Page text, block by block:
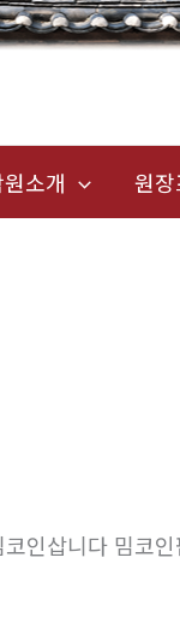
소개 원장
인삽니다 밈코